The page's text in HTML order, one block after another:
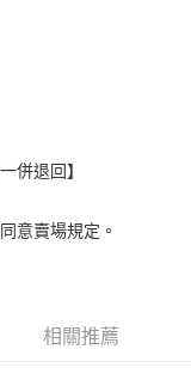
行
業銀行
）商業銀行
併退回】
意賣場規定。
相關推薦